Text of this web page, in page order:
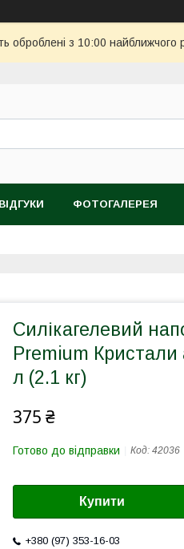
оброблені з 10:00 найближчого
ВІДГУКИ ФОТОГАЛЕРЕЯ
Силікагелевий
Premium Кристали
л (2.1 кг)
375 ₴
Готово до відправки Код: 42036
Купити
+380 (97) 353-16-03